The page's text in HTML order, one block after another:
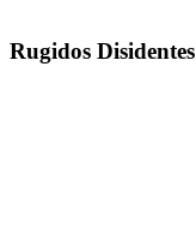
Rugidos Disidentes